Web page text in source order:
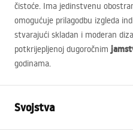
čistoće. Ima jedinstvenu
omogućuje prilagodbu izgleda
stvarajući skladan i moderan
potkrijepljenoj dugoročnim
godinama.
Svojstva